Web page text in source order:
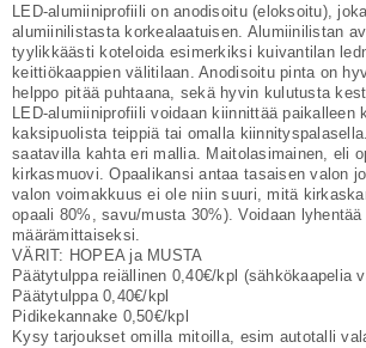
LED-alumiiniprofiili on anodisoitu (eloksoitu),
alumiinilistasta korkealaatuisen. Alumiinilistan
tyylikkäästi koteloida esimerkiksi kuivantilan
keittiökaappien välitilaan. Anodisoitu pinta on
helppo pitää puhtaana, sekä hyvin kulutusta
LED-alumiiniprofiili voidaan kiinnittää paikalleen
kaksipuolista teippiä tai omalla
saatavilla kahta eri mallia. Maitolasimainen, eli
kirkasmuovi. Opaalikansi antaa tasaisen valon
valon voimakkuus ei ole niin suuri, mitä
opaali 80%, savu/musta 30%). Voidaan
määrämittaiseksi.
VÄRIT: HOPEA ja MUSTA
Päätytulppa reiällinen 0,40€/kpl (sähkökaapelia
Päätytulppa 0,40€/kpl
Pidikekannake 0,50€/kpl
Kysy tarjoukset omilla mitoilla, esim autotalli